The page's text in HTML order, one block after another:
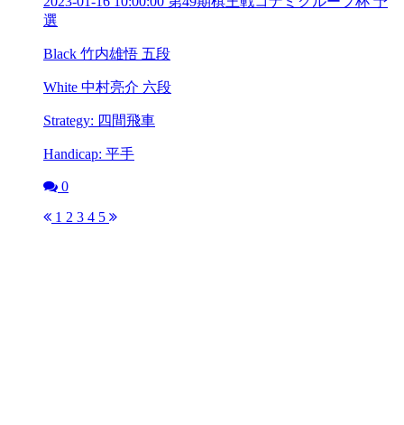
選
Black 竹内雄悟 五段
White 中村亮介 六段
Strategy: 四間飛車
Handicap: 平手
0
1 2 3 4 5